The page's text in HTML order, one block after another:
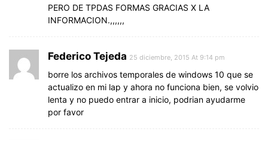
PERO DE TPDAS FORMAS GRACIAS X LA
INFORMACION.,,,,,,
Federico Tejeda 25 diciembre, 2015 At 9:14 pm
borre los archivos temporales de windows 10 que se
actualizo en mi lap y ahora no funciona bien, se volvio
lenta y no puedo entrar a inicio, podrian ayudarme
por favor